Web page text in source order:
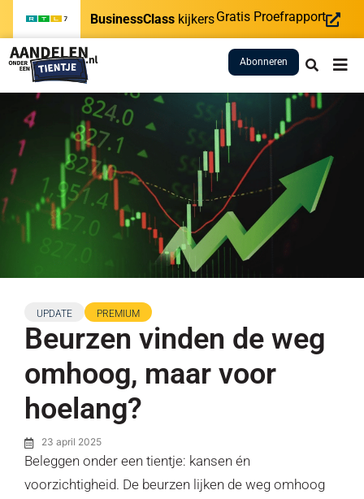
BusinessClass kijkersGratis Proefrapport
Abonneren
UPDATE PREMIUM
Beurzen vinden de weg
omhoog, maar voor
hoelang?
23 april 2025
Beleggen onder een tientje: kansen én
voorzichtigheid. De beurzen lijken de weg omhoog